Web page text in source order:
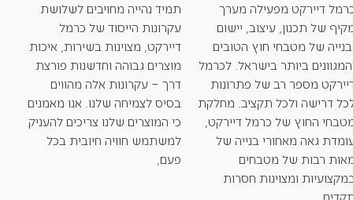
דיירקט מפעילה מערך
של תכנון, עיצוב, יישום
של מטבחי חוץ הטובים
ביותר בישראל. לכרמל
מספר רב של פתרונות
דרישה ולכל תקציב. מחלקת
החוץ של כרמל דיירקט,
גאה מאחורי בנייה של
רבות של מטבחים
ומצוינות חסרות
תמיד נהייה מחויבים לשלושת
עקרונות הייסוד של כרמל
דיירקט, מצוינות בשירות, איכות
מוצרים גבוהה וחדשנות פורצת
דרך – עקרונות אלה מהווים
בסיס לצמיחה שלנו. אנו מאמנים
כי המוצרים שלנו צריכים להעניק
למשתמש חוויה חיובית בכל
פעם,